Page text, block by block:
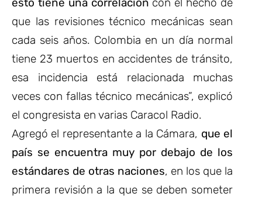
que las revisiones técnico mecánicas sean
cada seis años. Colombia en un día normal
tiene 23 muertos en accidentes de tránsito,
esa incidencia está relacionada muchas
veces con fallas técnico mecánicas”, explicó
el congresista en varias Caracol Radio.
Agregó el representante a la Cámara, que el
país se encuentra muy por debajo de los
estándares de otras naciones, en los que la
primera revisión a la que se deben someter